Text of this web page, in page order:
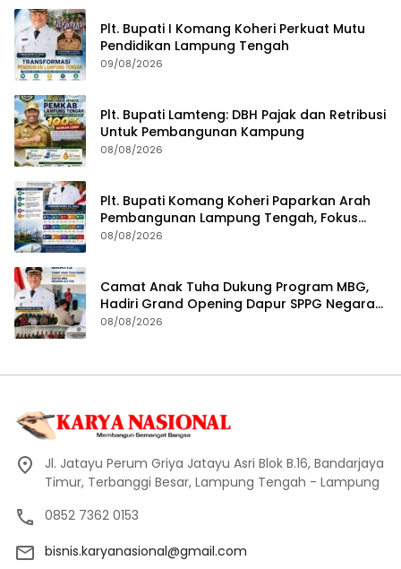
Plt. Bupati I Komang Koheri Perkuat Mutu
Pendidikan Lampung Tengah
09/08/2026
Plt. Bupati Lamteng: DBH Pajak dan Retribusi
Untuk Pembangunan Kampung
08/08/2026
Plt. Bupati Komang Koheri Paparkan Arah
Pembangunan Lampung Tengah, Fokus
pada SDM, Ekonomi, Infrastruktur dan
08/08/2026
Camat Anak Tuha Dukung Program MBG,
Hadiri Grand Opening Dapur SPPG Negara
Aji Tua Lampung Tengah
08/08/2026
Jl. Jatayu Perum Griya Jatayu Asri Blok B.16, Bandarjaya
Timur, Terbanggi Besar, Lampung Tengah - Lampung
0852 7362 0153
bisnis.karyanasional@gmail.com